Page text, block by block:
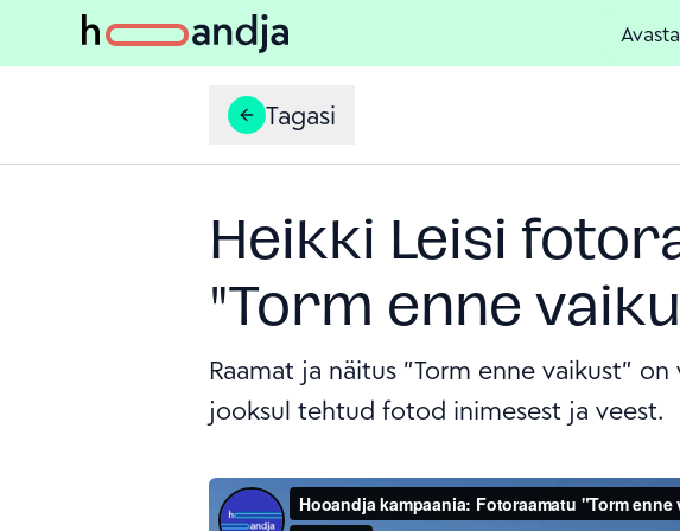
Tagasi
Heikki Leisi
"Torm enne
Raamat ja näitus "Torm enne vaikust" on
jooksul tehtud fotod inimesest ja veest.